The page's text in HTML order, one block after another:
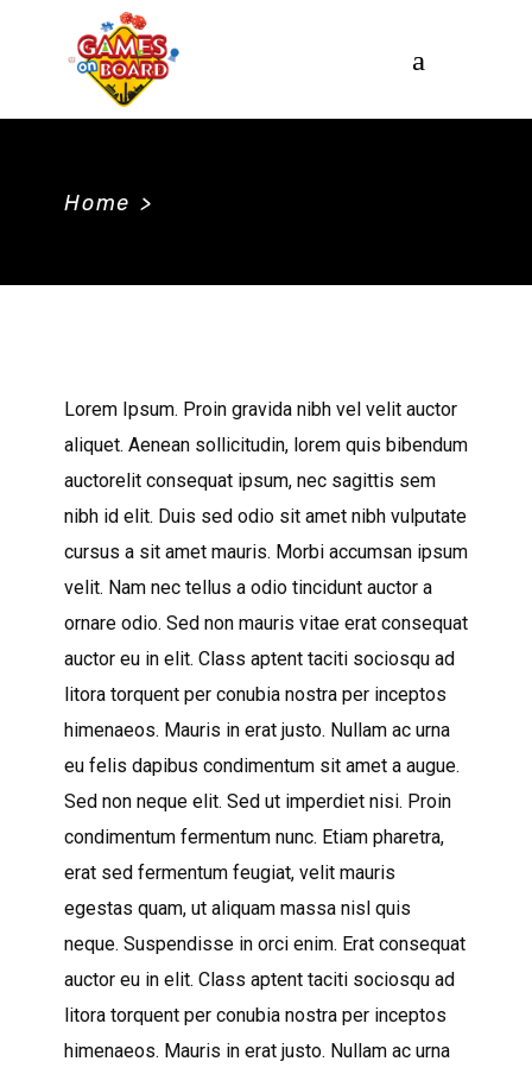
Home >
Lorem Ipsum. Proin gravida nibh vel velit auctor
aliquet. Aenean sollicitudin, lorem quis bibendum
auctorelit consequat ipsum, nec sagittis sem
nibh id elit. Duis sed odio sit amet nibh vulputate
cursus a sit amet mauris. Morbi accumsan ipsum
velit. Nam nec tellus a odio tincidunt auctor a
ornare odio. Sed non mauris vitae erat consequat
auctor eu in elit. Class aptent taciti sociosqu ad
litora torquent per conubia nostra per inceptos
himenaeos. Mauris in erat justo. Nullam ac urna
eu felis dapibus condimentum sit amet a augue.
Sed non neque elit. Sed ut imperdiet nisi. Proin
condimentum fermentum nunc. Etiam pharetra,
erat sed fermentum feugiat, velit mauris
egestas quam, ut aliquam massa nisl quis
neque. Suspendisse in orci enim. Erat consequat
auctor eu in elit. Class aptent taciti sociosqu ad
litora torquent per conubia nostra per inceptos
himenaeos. Mauris in erat justo. Nullam ac urna